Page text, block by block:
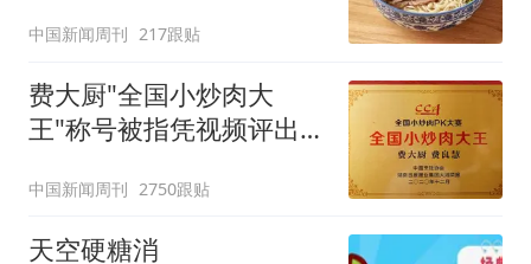
中国新闻周刊 217跟贴
费大厨"全国小炒肉大
王"称号被指凭视频评出
中国新闻周刊 2750跟贴
天空硬糖消